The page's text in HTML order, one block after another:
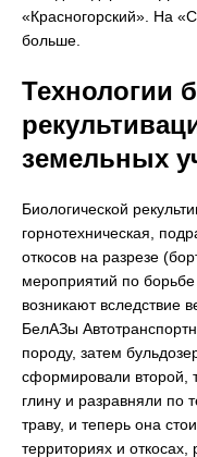
«Красногорский». На
больше.
Технологии
земельных
Биологической
горнотехническая,
откосов на разрезе
мероприятий по
возникают вследствие
БелАЗы
породу, затем
сформировали второй,
глину и разравняли по
траву, и теперь она
территориях и откосах,